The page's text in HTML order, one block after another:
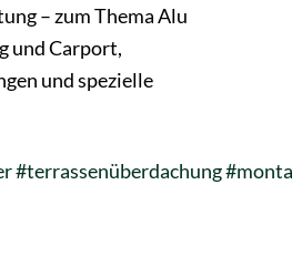
– zum Thema Alu
und Carport,
und spezielle
#terrassenüberdachung